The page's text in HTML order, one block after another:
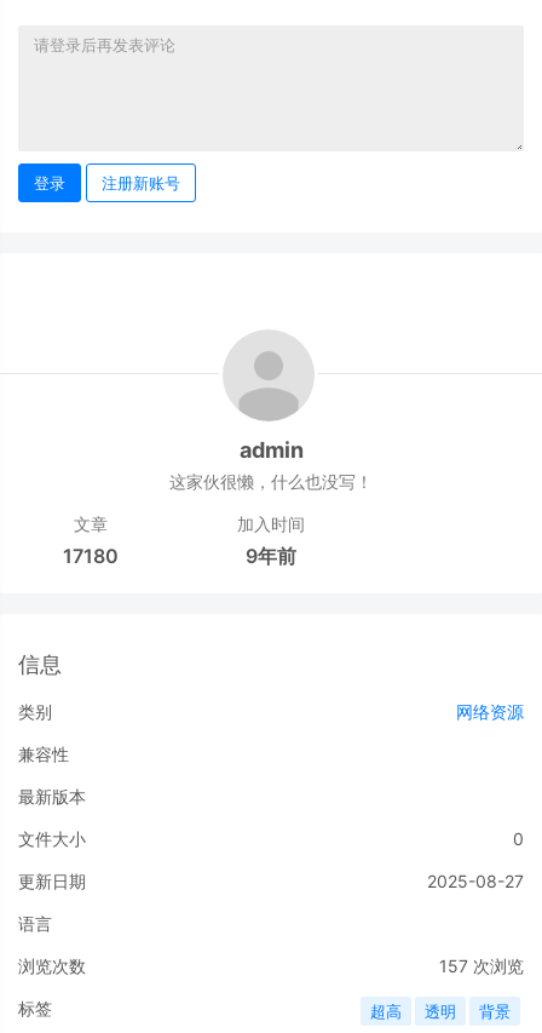
登录 注册新账号
admin
这家伙很懒，什么也没写！
文章
17180
加入时间
9年前
信息
类别 网络资源
兼容性
最新版本
文件大小 0
更新日期 2025-08-27
语言
浏览次数 157次浏览
标签 超高 透明 背景